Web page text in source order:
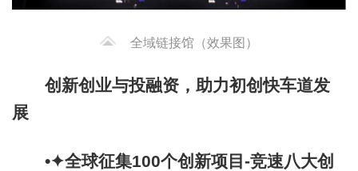
全域链接馆（效果图）
创新创业与投融资，助力初创快车道发
展
•✦全球征集100个创新项目-竞速八大创